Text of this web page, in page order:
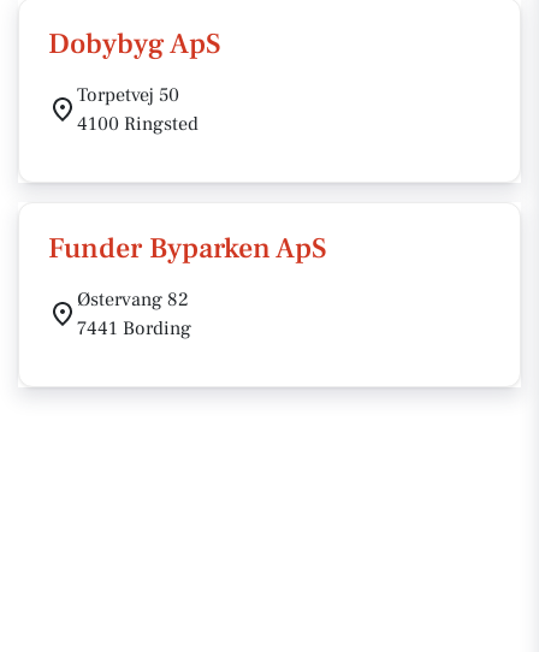
Dobybyg ApS
Torpetvej 50
4100 Ringsted
Funder Byparken ApS
Østervang 82
7441 Bording